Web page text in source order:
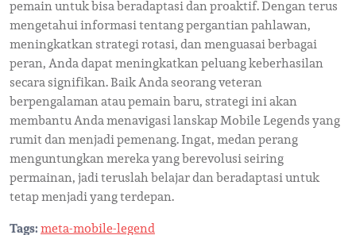
pemain untuk bisa beradaptasi dan proaktif. Dengan terus
mengetahui informasi tentang pergantian pahlawan,
meningkatkan strategi rotasi, dan menguasai berbagai
peran, Anda dapat meningkatkan peluang keberhasilan
secara signifikan. Baik Anda seorang veteran
berpengalaman atau pemain baru, strategi ini akan
membantu Anda menavigasi lanskap Mobile Legends yang
rumit dan menjadi pemenang. Ingat, medan perang
menguntungkan mereka yang berevolusi seiring
permainan, jadi teruslah belajar dan beradaptasi untuk
tetap menjadi yang terdepan.
Tags:meta-mobile-legend